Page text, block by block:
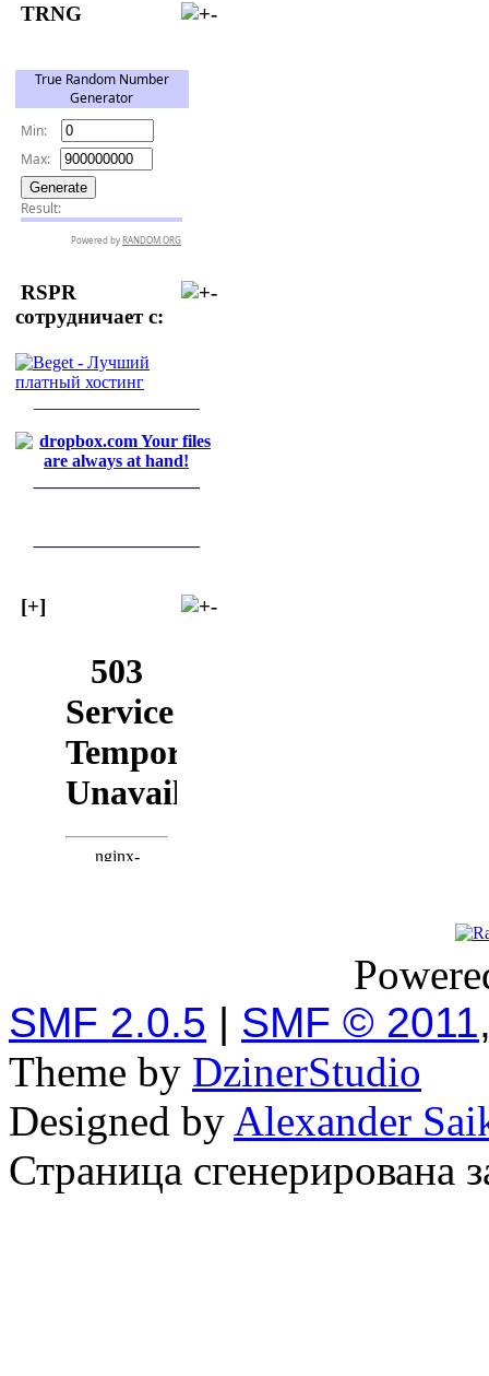
TRNG
RSPR
сотрудничает с:
[+]
SMF 2.0.5 | SMF © 2011
Theme by DzinerStudio
Designed by Alexander
Страница сгенерирована